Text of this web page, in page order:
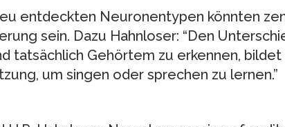
entdeckten Neuronentypen könnten
sein. Dazu Hahnloser: “Den
tatsächlich Gehörtem zu erkennen, bildet
um singen oder sprechen zu lernen.”